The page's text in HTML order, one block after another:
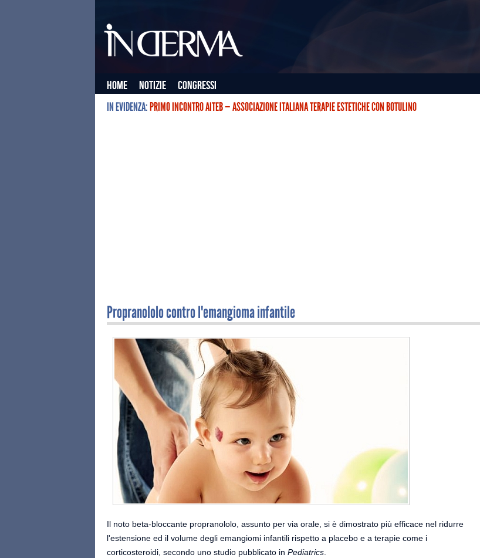
Home Notizie
Congressi
IN EVIDENZA:PRIMO INCONTRO AITEB — ASSOCIAZIONE ITALIANA TERAPIE ESTETICHE CON BOTULINO
Propranololo contro l'emangioma infantile
Il noto beta-bloccante propranololo, assunto per via orale, si è dimostrato più efficace nel ridurre
l'estensione ed il volume degli emangiomi infantili rispetto a placebo e a terapie come i
corticosteroidi, secondo uno studio pubblicato in Pediatrics.